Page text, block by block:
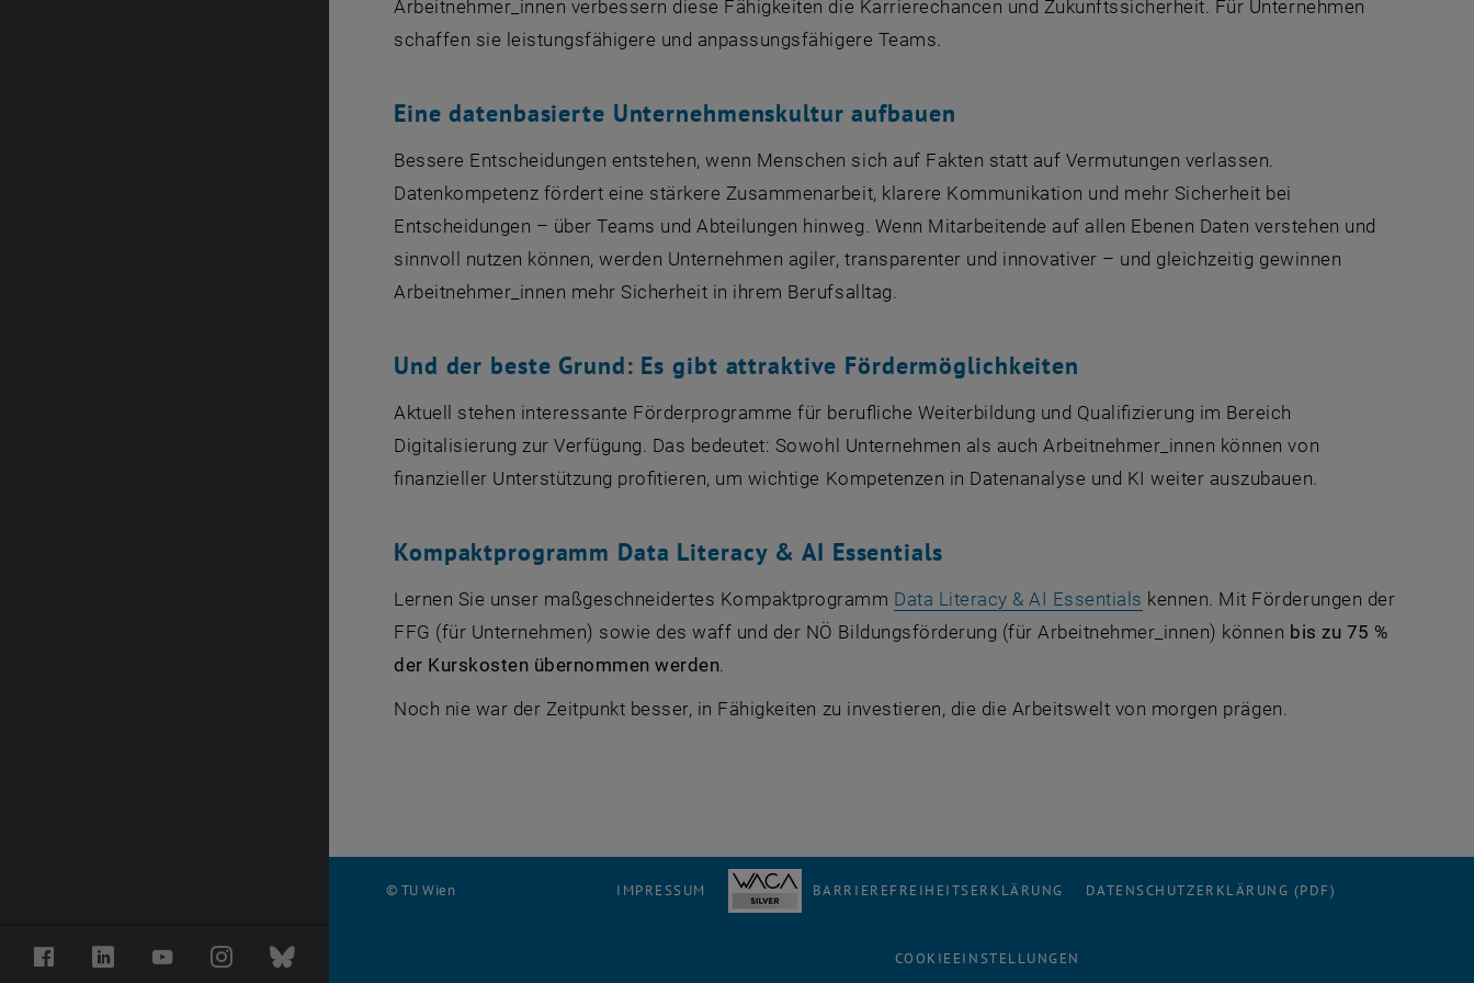
FacebookLinkedInYouTubeInstagramBluesky
Arbeitnehmer_innen verbessern diese Fähigkeiten die Karrierechancen und Zukunftssicherheit. Für Unternehmen
schaffen sie leistungsfähigere und anpassungsfähigere Teams.
Eine datenbasierte Unternehmenskultur aufbauen
Bessere Entscheidungen entstehen, wenn Menschen sich auf Fakten statt auf Vermutungen verlassen.
Datenkompetenz fördert eine stärkere Zusammenarbeit, klarere Kommunikation und mehr Sicherheit bei
Entscheidungen – über Teams und Abteilungen hinweg. Wenn Mitarbeitende auf allen Ebenen Daten verstehen und
sinnvoll nutzen können, werden Unternehmen agiler, transparenter und innovativer – und gleichzeitig gewinnen
Arbeitnehmer_innen mehr Sicherheit in ihrem Berufsalltag.
Und der beste Grund: Es gibt attraktive Fördermöglichkeiten
Aktuell stehen interessante Förderprogramme für berufliche Weiterbildung und Qualifizierung im Bereich
Digitalisierung zur Verfügung. Das bedeutet: Sowohl Unternehmen als auch Arbeitnehmer_innen können von
finanzieller Unterstützung profitieren, um wichtige Kompetenzen in Datenanalyse und KI weiter auszubauen.
Kompaktprogramm Data Literacy & AI Essentials
Lernen Sie unser maßgeschneidertes Kompaktprogramm Data Literacy & AI Essentials , öffnet in einem neuen Fenster
kennen. Mit Förderungen der
FFG (für Unternehmen) sowie des waff und der NÖ Bildungsförderung (für Arbeitnehmer_innen) können bis zu 75 %
der Kurskosten übernommen werden
Noch nie war der Zeitpunkt besser, in Fähigkeiten zu investieren, die die Arbeitswelt von morgen prägen.
© TU Wien IMPRESSUM BARRIEREFREIHEITSERKLÄRUNG DATENSCHUTZERKLÄRUNG (PDF)
COOKIEEINSTELLUNGEN